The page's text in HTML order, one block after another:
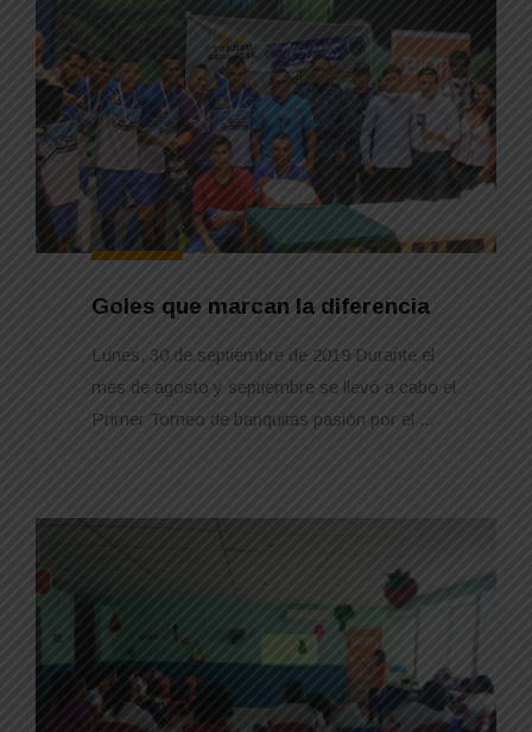
Goles que marcan la diferencia
Lunes, 30 de septiembre de 2019 Durante el
mes de agosto y septiembre se llevó a cabo el
Primer Torneo de banquitas pasión por el ...